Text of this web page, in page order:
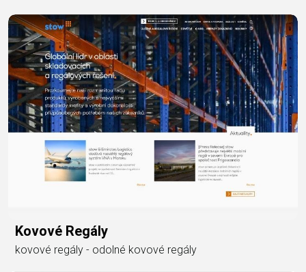
Kovové Regály
kovové regály - odolné kovové regály